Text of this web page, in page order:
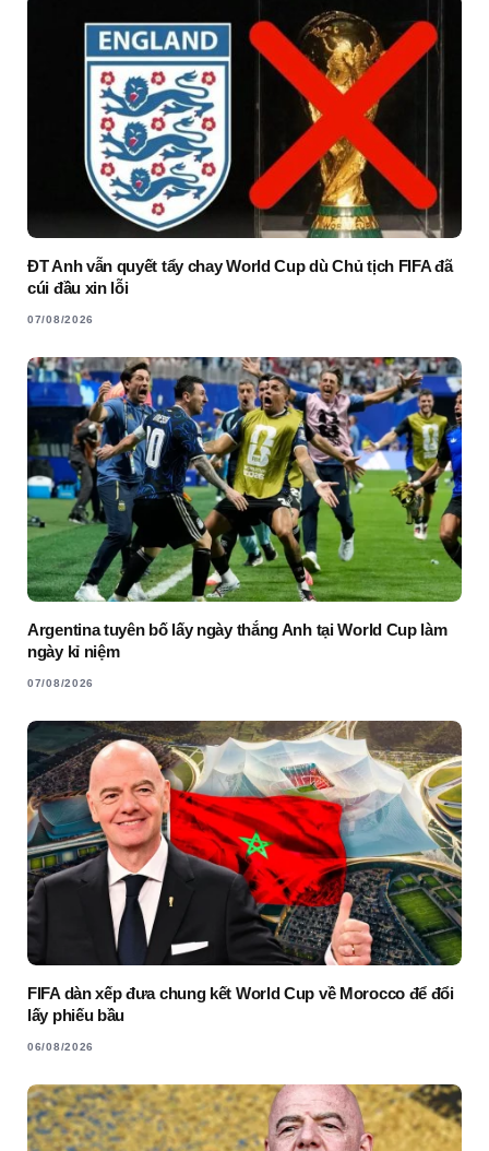
ĐT Anh vẫn quyết tẩy chay World Cup dù Chủ tịch FIFA đã
cúi đầu xin lỗi
07/08/2026
Argentina tuyên bố lấy ngày thắng Anh tại World Cup làm
ngày kỉ niệm
07/08/2026
FIFA dàn xếp đưa chung kết World Cup về Morocco để đổi
lấy phiếu bầu
06/08/2026